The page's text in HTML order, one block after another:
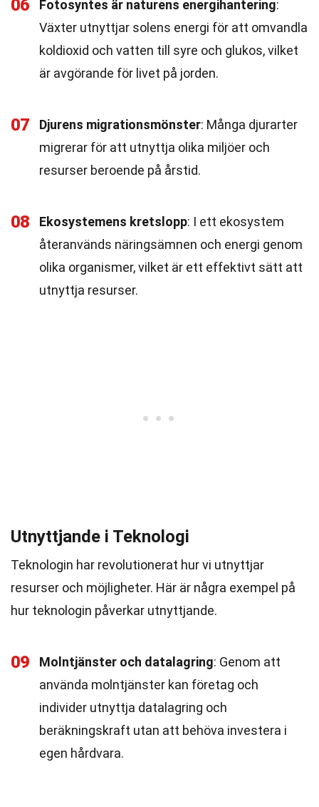
06 Fotosyntes är naturens energihantering:
Växter utnyttjar solens energi för att omvandla
koldioxid och vatten till syre och glukos, vilket
är avgörande för livet på jorden.
07 Djurens migrationsmönster: Många djurarter
migrerar för att utnyttja olika miljöer och
resurser beroende på årstid.
08 Ekosystemens kretslopp: I ett ekosystem
återanvänds näringsämnen och energi genom
olika organismer, vilket är ett effektivt sätt att
utnyttja resurser.
Utnyttjande i Teknologi
Teknologin har revolutionerat hur vi utnyttjar
resurser och möjligheter. Här är några exempel på
hur teknologin påverkar utnyttjande.
09 Molntjänster och datalagring: Genom att
använda molntjänster kan företag och
individer utnyttja datalagring och
beräkningskraft utan att behöva investera i
egen hårdvara.